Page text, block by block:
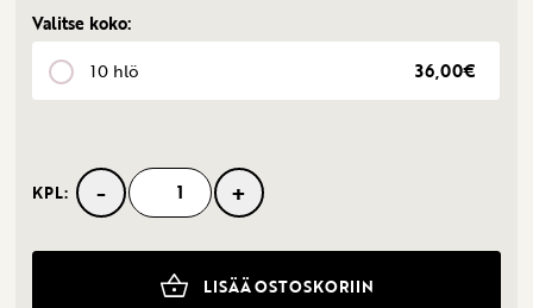
Valitse koko:
10 hlö
36,00€
KPL: -
Puolukkapiiras
+
LISÄÄ OSTOSKORIIN